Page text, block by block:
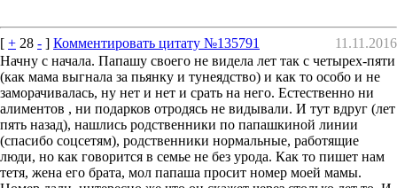
[ + 28 - ] Комментировать цитату №135791
11.11.2016
Начну с начала. Папашу своего не видела лет так с четырех-пяти
(как мама выгнала за пьянку и тунеядство) и как то особо и не
заморачивалась, ну нет и нет и срать на него. Естественно ни
алиментов , ни подарков отродясь не видывали. И тут вдруг (лет
пять назад), нашлись родственники по папашкиной линии
(спасибо соцсетям), родственники нормальные, работящие
люди, но как говорится в семье не без урода. Как то пишет нам
тетя, жена его брата, мол папаша просит номер моей мамы.